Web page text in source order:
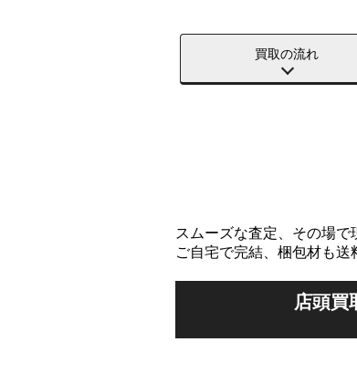
買取の流れ
スムーズな査定、その場で
ご自宅で完結、梱包材も
店頭買